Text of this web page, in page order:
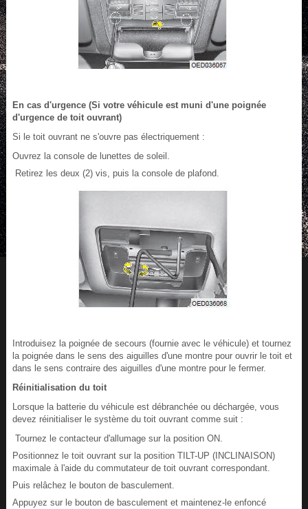
En cas d'urgence (Si votre véhicule est muni d'une poignée
d'urgence de toit ouvrant)
Si le toit ouvrant ne s'ouvre pas électriquement :
Ouvrez la console de lunettes de soleil.
Retirez les deux (2) vis, puis la console de plafond.
Introduisez la poignée de secours (fournie avec le véhicule) et tournez
la poignée dans le sens des aiguilles d'une montre pour ouvrir le toit et
dans le sens contraire des aiguilles d'une montre pour le fermer.
Réinitialisation du toit
Lorsque la batterie du véhicule est débranchée ou déchargée, vous
devez réinitialiser le système du toit ouvrant comme suit :
Tournez le contacteur d'allumage sur la position ON.
Positionnez le toit ouvrant sur la position TILT-UP (INCLINAISON)
maximale à l'aide du commutateur de toit ouvrant correspondant.
Puis relâchez le bouton de basculement.
Appuyez sur le bouton de basculement et maintenez-le enfoncé